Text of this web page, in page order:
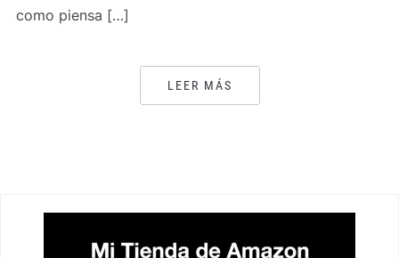
como piensa […]
LEER MÁS